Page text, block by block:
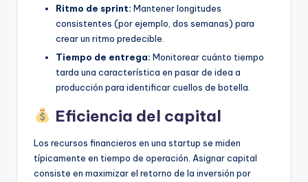
Ritmo de sprint: Mantener longitudes
consistentes (por ejemplo, dos semanas) para
crear un ritmo predecible.
Tiempo de entrega: Monitorear cuánto tiempo
tarda una característica en pasar de idea a
producción para identificar cuellos de botella.
Eficiencia del capital
Los recursos financieros en una startup se miden
típicamente en tiempo de operación. Asignar capital
consiste en maximizar el retorno de la inversión por